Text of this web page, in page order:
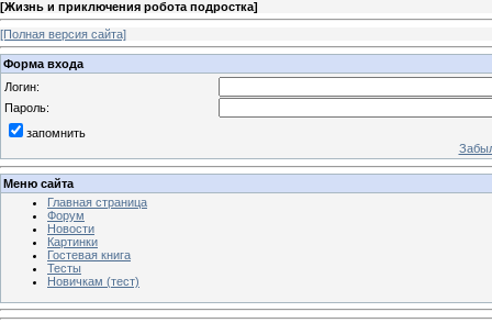
[Жизнь и приключения робота подростка]
[Полная версия сайта]
Форма входа
Логин:
Пароль:
запомнить
Меню сайта
Главная страница
Форум
Новости
Картинки
Гостевая книга
Тесты
Новичкам (тест)